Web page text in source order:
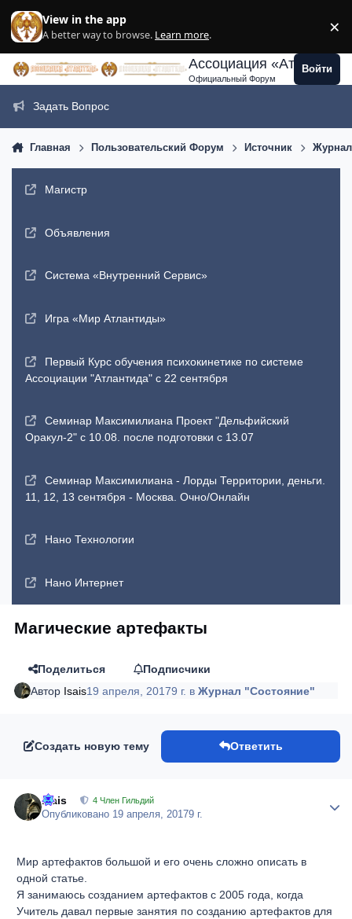
View in the app
A better way to browse. Learn more. ×
Ассоциация
Официальный Форум
Войти
Задать Вопрос
Главная Пользовательский Форум Источник
Магистр
Объявления
Система «Внутренний Сервис»
Игра «Мир Атлантиды»
Первый Курс обучения психокинетике по системе
Ассоциации "Атлантида" с 22 сентября
Семинар Максимилиана Проект "Дельфийский
Оракул-2" с 10.08. после подготовки с 13.07
Семинар Максимилиана - Лорды Территории, деньги.
11, 12, 13 сентября - Москва. Очно/Онлайн
Нано Технологии
Нано Интернет
Магические артефакты
Поделиться
Подписчики
Автор Isais19 апреля, 20179 г. вЖурнал "Состояние"
Создать новую тему Ответить
Isais 4 Член Гильдий
Опубликовано 19 апреля, 20179 г.
Мир артефактов большой и его очень сложно описать в
одной статье.
Я занимаюсь созданием артефактов с 2005 года, когда
Учитель давал первые занятия по созданию артефактов для